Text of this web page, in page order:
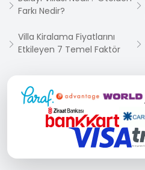
Farkı Nedir?
Villa Kiralama Fiyatlarını
Etkileyen 7 Temel Faktör